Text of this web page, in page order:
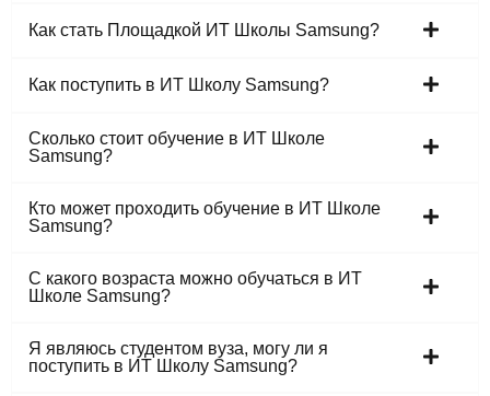
Как стать Площадкой ИТ Школы Samsung?
Как поступить в ИТ Школу Samsung?
Сколько стоит обучение в ИТ Школе
Samsung?
Кто может проходить обучение в ИТ Школе
Samsung?
С какого возраста можно обучаться в ИТ
Школе Samsung?
Я являюсь студентом вуза, могу ли я
поступить в ИТ Школу Samsung?